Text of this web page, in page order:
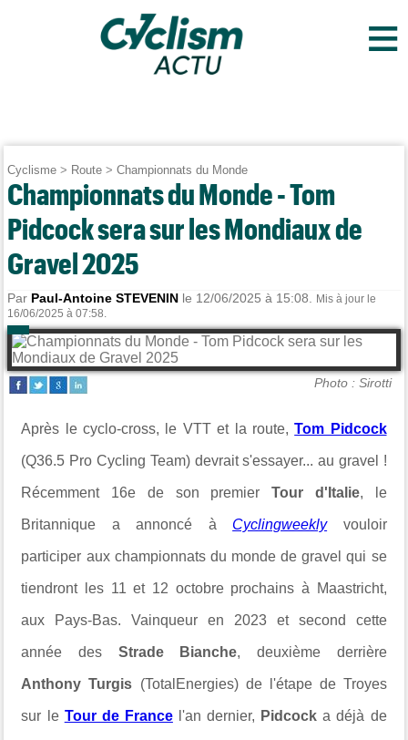
≡
Cyclisme > Route >Championnats du Monde
Championnats du Monde - Tom
Pidcock sera sur les Mondiaux de
Gravel 2025
Par Paul-Antoine STEVENIN le 12/06/2025 à 15:08.
Mis à jour le
16/06/2025 à 07:58.
Photo : Sirotti
Après le cyclo-cross, le VTT et la route,Tom Pidcock
(Q36.5 Pro Cycling Team) devrait s'essayer... au gravel !
Récemment 16e de son premierTour d'Italie, le
Britannique a annoncé à Cyclingweekly vouloir
participer aux championnats du monde de gravel qui se
tiendront les 11 et 12 octobre prochains à Maastricht,
aux Pays-Bas. Vainqueur en 2023 et second cette
année des Strade Bianche, deuxième derrière
Anthony Turgis (TotalEnergies) de l'étape de Troyes
sur le Tour de France l'an dernier, Pidcocka déjà de